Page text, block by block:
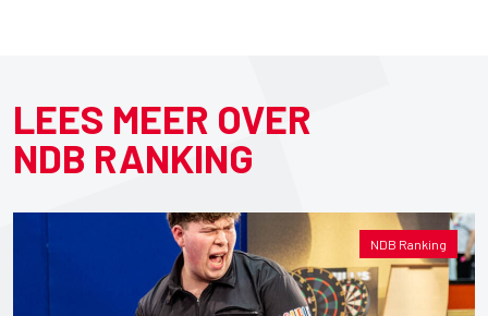
LEES MEER OVER
NDB RANKING
NDB Ranking